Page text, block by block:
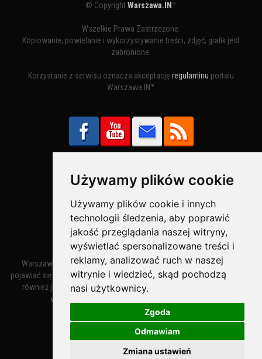
Używamy plików cookie
Używamy plików cookie i innych
technologii śledzenia, aby poprawić
jakość przeglądania naszej witryny,
wyświetlać spersonalizowane treści i
reklamy, analizować ruch w naszej
witrynie i wiedzieć, skąd pochodzą
nasi użytkownicy.
Zgoda
Odmawiam
Zmiana ustawień
© CopyrightWarszawa.IN ™
Wszelkie Prawa Zastrzeżone.
Kopiowanie, powielanie i wykorzystywanie treści, zdjęć, grafik jest
zabronione.
Korzystanie z serwisu oznacza akceptację regulaminu portalu
Warszawa.IN™
Bezpieczne Płatności obsługuje:
Warszawa – miasto stołeczne Warszawa. Nazwa miasta zaczęła
pojawiać się w dokumentach w XIV wieku jako Warszewa, a od XV wieku
również jako Warszowa. Zmiana nazwy na Warszawa w XV wieku
wynikała z mazowieckiej wymowy dialektycznej.